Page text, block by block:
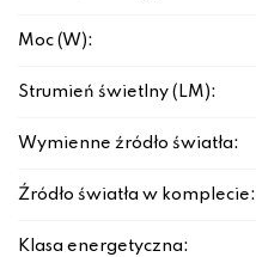
Moc (W):
Strumień świetlny (LM):
Wymienne źródło światła:
Źródło światła w komplecie:
Klasa energetyczna: